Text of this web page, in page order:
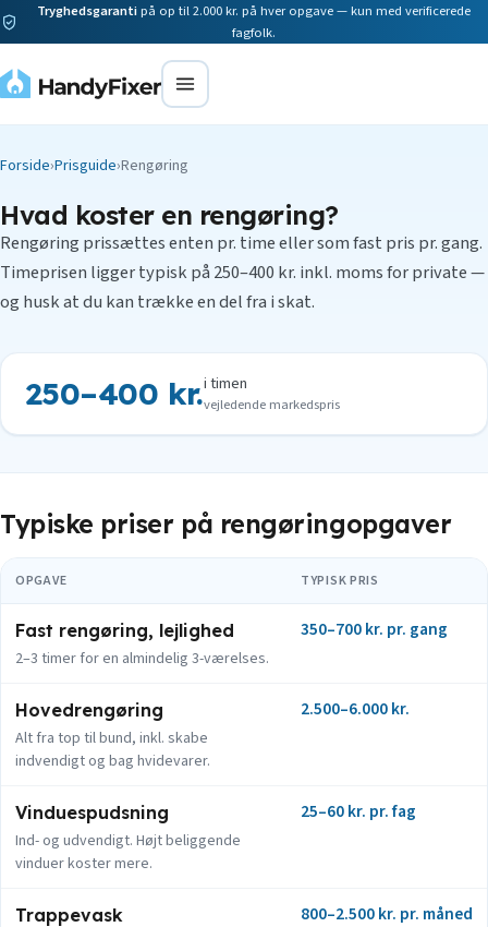
Tryghedsgarantipå op til 2.000 kr. på hver opgave — kun med verificerede
fagfolk.
Forside›Prisguide›Rengøring
Hvad koster en rengøring?
Rengøring prissættes enten pr. time eller som fast pris pr. gang.
Timeprisen ligger typisk på 250–400 kr. inkl. moms for private —
og husk at du kan trække en del fra i skat.
250–400 kr.i timen
vejledende markedspris
Typiske priser på rengøringopgaver
OPGAVE TYPISK PRIS
Fast rengøring, lejlighed
2–3 timer for en almindelig 3-værelses.
350–700 kr. pr. gang
Hovedrengøring
Alt fra top til bund, inkl. skabe
indvendigt og bag hvidevarer.
2.500–6.000 kr.
Vinduespudsning
Ind- og udvendigt. Højt beliggende
vinduer koster mere.
25–60 kr. pr. fag
Trappevask
800–2.500 kr. pr. måned